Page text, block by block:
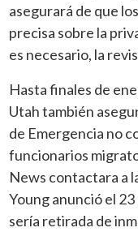
asegurará de que
precisa sobre la
es necesario, la
Hasta finales de
Utah también
de Emergencia no
funcionarios
News contactara a
Young anunció el
sería retirada de